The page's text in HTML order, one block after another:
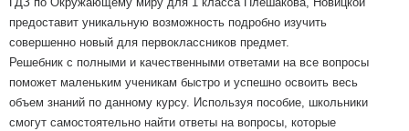
предоставит уникальную возможность подробно изучить
совершенно новый для первоклассников предмет.
Решебник с полными и качественными ответами на все вопросы
поможет маленьким ученикам быстро и успешно освоить весь
объем знаний по данному курсу. Используя пособие, школьники
смогут самостоятельно найти ответы на вопросы, которые